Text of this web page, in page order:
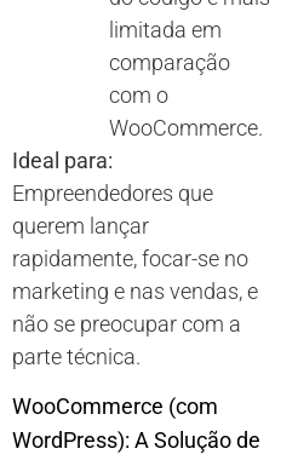
limitada em
comparação
com o
WooCommerce.
Ideal para:
Empreendedores que
querem lançar
rapidamente, focar-se no
marketing e nas vendas, e
não se preocupar com a
parte técnica.
WooCommerce (com
WordPress): A Solução de